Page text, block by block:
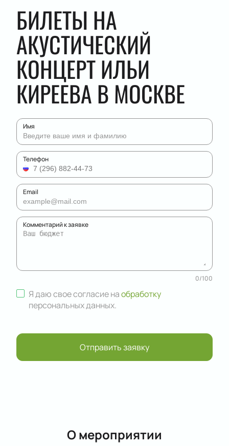
БИЛЕТЫ НА
АКУСТИЧЕСКИЙ
КОНЦЕРТ ИЛЬИ
КИРЕЕВА В МОСКВЕ
Имя
Телефон
Email
Комментарий к заявке
0/100
Я даю свое согласие наобработку
персональных данных.
Отправить заявку
О мероприятии